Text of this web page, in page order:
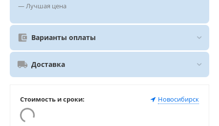
— Лучшая цена
Варианты оплаты
Доставка
Стоимость и сроки: Новосибирск